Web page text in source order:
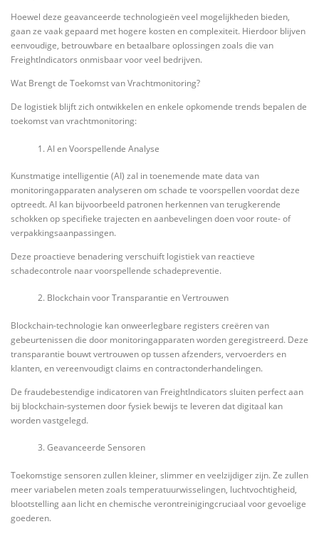
Hoewel deze geavanceerde technologieën veel mogelijkheden bieden,
gaan ze vaak gepaard met hogere kosten en complexiteit. Hierdoor blijven
eenvoudige, betrouwbare en betaalbare oplossingen zoals die van
FreightIndicators onmisbaar voor veel bedrijven.
Wat Brengt de Toekomst van Vrachtmonitoring?
De logistiek blijft zich ontwikkelen en enkele opkomende trends bepalen de
toekomst van vrachtmonitoring:
AI en Voorspellende Analyse
Kunstmatige intelligentie (AI) zal in toenemende mate data van
monitoringapparaten analyseren om schade te voorspellen voordat deze
optreedt. AI kan bijvoorbeeld patronen herkennen van terugkerende
schokken op specifieke trajecten en aanbevelingen doen voor route- of
verpakkingsaanpassingen.
Deze proactieve benadering verschuift logistiek van reactieve
schadecontrole naar voorspellende schadepreventie.
Blockchain voor Transparantie en Vertrouwen
Blockchain-technologie kan onweerlegbare registers creëren van
gebeurtenissen die door monitoringapparaten worden geregistreerd. Deze
transparantie bouwt vertrouwen op tussen afzenders, vervoerders en
klanten, en vereenvoudigt claims en contractonderhandelingen.
De fraudebestendige indicatoren van FreightIndicators sluiten perfect aan
bij blockchain-systemen door fysiek bewijs te leveren dat digitaal kan
worden vastgelegd.
Geavanceerde Sensoren
Toekomstige sensoren zullen kleiner, slimmer en veelzijdiger zijn. Ze zullen
meer variabelen meten zoals temperatuurwisselingen, luchtvochtigheid,
blootstelling aan licht en chemische verontreinigingcruciaal voor gevoelige
goederen.